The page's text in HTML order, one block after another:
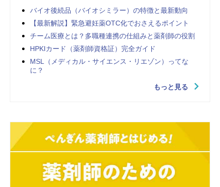
バイオ後続品（バイオシミラー）の特徴と最新動向
【最新解説】緊急避妊薬OTC化でおさえるポイント
チーム医療とは？多職種連携の仕組みと薬剤師の役割
HPKIカード（薬剤師資格証）完全ガイド
MSL（メディカル・サイエンス・リエゾン）ってな
に？
もっと見る